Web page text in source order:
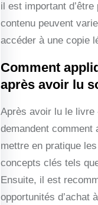
il est important
contenu peuvent
accéder à une copie
Comment
après avoir lu
Après avoir lu le livre
demandent comment
mettre en pratique
concepts clés tels
Ensuite, il est
opportunités d’achat